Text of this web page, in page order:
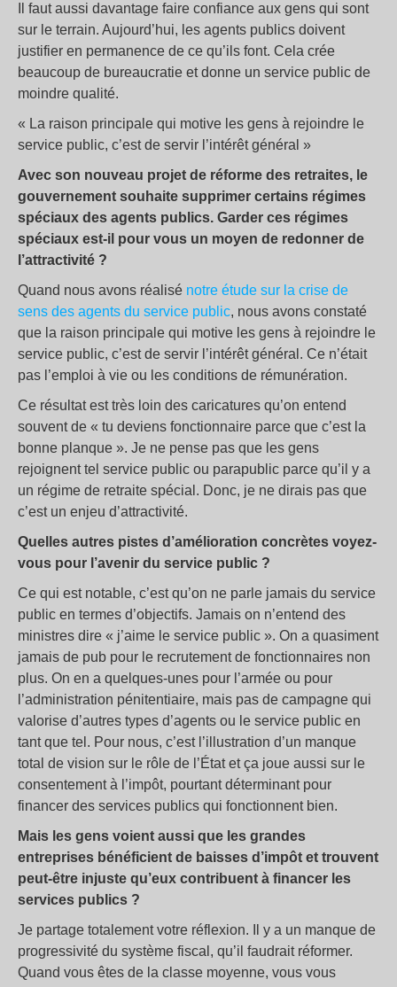
Il faut aussi davantage faire confiance aux gens qui sont
sur le terrain. Aujourd’hui, les agents publics doivent
justifier en permanence de ce qu’ils font. Cela crée
beaucoup de bureaucratie et donne un service public de
moindre qualité.
« La raison principale qui motive les gens à rejoindre le
service public, c’est de servir l’intérêt général »
Avec son nouveau projet de réforme des retraites, le
gouvernement souhaite supprimer certains régimes
spéciaux des agents publics. Garder ces régimes
spéciaux est-il pour vous un moyen de redonner de
l’attractivité ?
Quand nous avons réalisé notre étude sur la crise de
sens des agents du service public, nous avons constaté
que la raison principale qui motive les gens à rejoindre le
service public, c’est de servir l’intérêt général. Ce n’était
pas l’emploi à vie ou les conditions de rémunération.
Ce résultat est très loin des caricatures qu’on entend
souvent de « tu deviens fonctionnaire parce que c’est la
bonne planque ». Je ne pense pas que les gens
rejoignent tel service public ou parapublic parce qu’il y a
un régime de retraite spécial. Donc, je ne dirais pas que
c’est un enjeu d’attractivité.
Quelles autres pistes d’amélioration concrètes voyez-
vous pour l’avenir du service public ?
Ce qui est notable, c’est qu’on ne parle jamais du service
public en termes d’objectifs. Jamais on n’entend des
ministres dire « j’aime le service public ». On a quasiment
jamais de pub pour le recrutement de fonctionnaires non
plus. On en a quelques-unes pour l’armée ou pour
l’administration pénitentiaire, mais pas de campagne qui
valorise d’autres types d’agents ou le service public en
tant que tel. Pour nous, c’est l’illustration d’un manque
total de vision sur le rôle de l’État et ça joue aussi sur le
consentement à l’impôt, pourtant déterminant pour
financer des services publics qui fonctionnent bien.
Mais les gens voient aussi que les grandes
entreprises bénéficient de baisses d’impôt et trouvent
peut-être injuste qu’eux contribuent à financer les
services publics ?
Je partage totalement votre réflexion. Il y a un manque de
progressivité du système fiscal, qu’il faudrait réformer.
Quand vous êtes de la classe moyenne, vous vous